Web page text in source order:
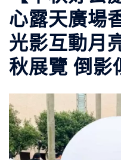
心露天廣場
光影互動月
秋展覽 倒影